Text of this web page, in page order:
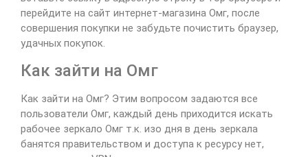
перейдите на сайт интернет-магазина Омг, после
совершения покупки не забудьте почистить браузер,
удачных покупок.
Как зайти на Омг
Как зайти на Омг? Этим вопросом задаются все
пользователи Омг, каждый день приходится искать
рабочее зеркало Омг т.к. изо дня в день зеркала
банятся правительством и доступа к ресурсу нет,